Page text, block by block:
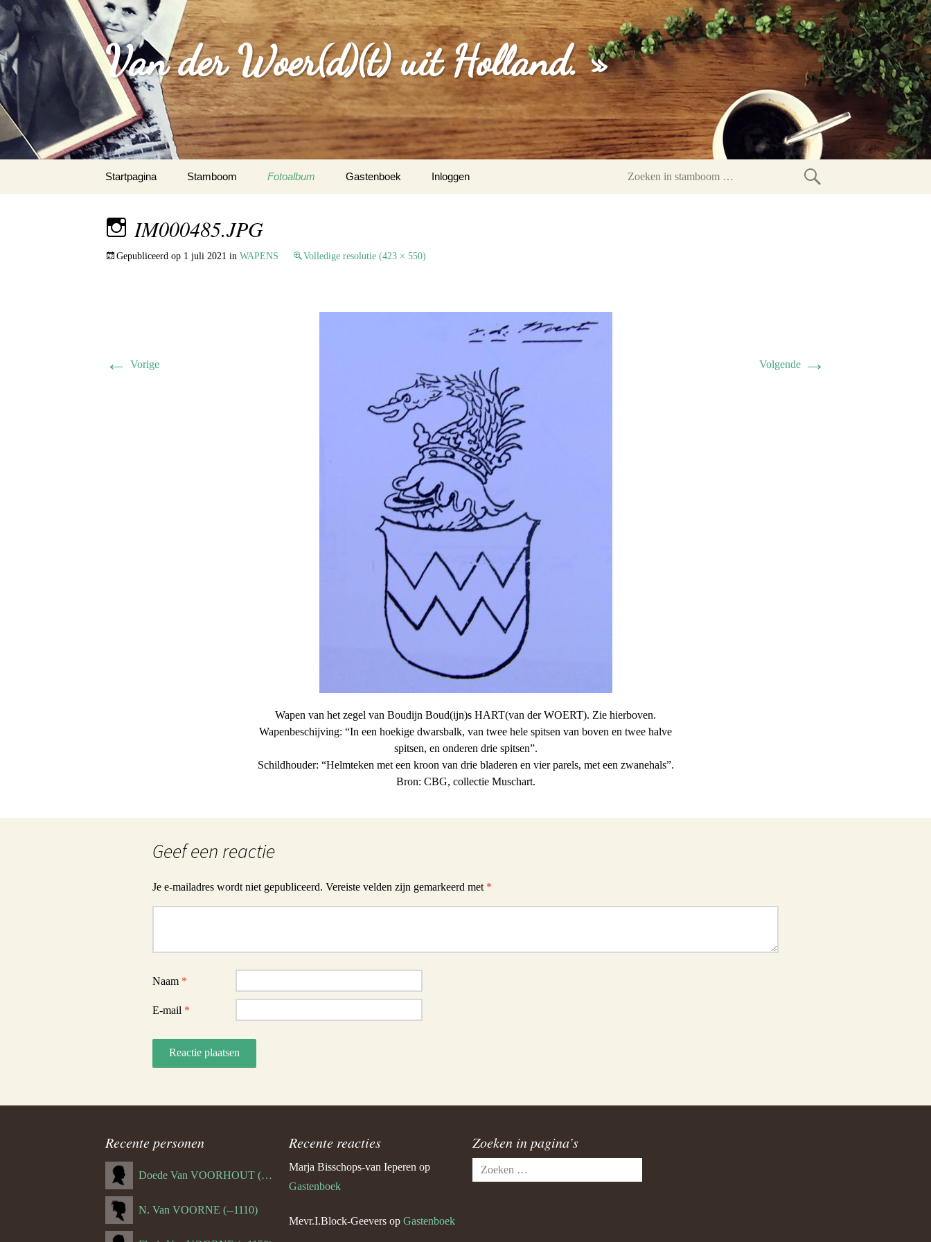
Van der Woer(d)(t) uit Holland. »
naar
Startpagina Stamboom Fotoalbum Gastenboek
Inloggen
Zoeken
IM000485.JPG
Gepubliceerd op 1 juli 2021 in WAPENS Volledige resolutie (423 × 550)
← Vorige Volgende →
Wapen van het zegel van Boudijn Boud(ijn)s HART(van der WOERT). Zie hierboven.
Wapenbeschijving: “In een hoekige dwarsbalk, van twee hele spitsen van boven en twee halve
spitsen, en onderen drie spitsen”.
Schildhouder: “Helmteken met een kroon van drie bladeren en vier parels, met een zwanehals”.
Bron: CBG, collectie Muschart.
Geef een reactie
Je e-mailadres wordt niet gepubliceerd. Vereiste velden zijn gemarkeerd met *
Naam *
E-mail *
Recente personen
Doede Van VOORHOUT (Van FORNEHOLT) (--1101)
N. Van VOORNE (--1110)
Recente reacties
Marja Bisschops-van Ieperen op
Gastenboek
Mevr.I.Block-Geevers op Gastenboek
Zoeken in pagina’s
Zoeken
naar: